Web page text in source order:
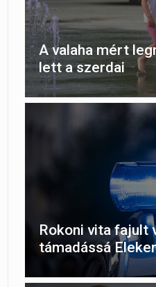
A valaha mért
lett a szerdai
Rokoni vita fajult
támadássá